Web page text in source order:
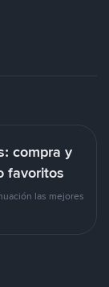
compra y
favoritos
las mejores